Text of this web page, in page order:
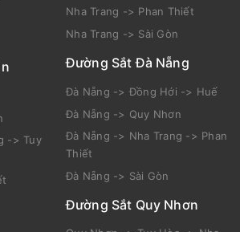
-> Tuy
Nha Trang -> Phan Thiết
Nha Trang -> Sài Gòn
Đường Sắt Đà Nẵng
Đà Nẵng -> Đồng Hới -> Huế
Đà Nẵng -> Quy Nhơn
Đà Nẵng -> Nha Trang -> Phan
Thiết
Đà Nẵng -> Sài Gòn
Đường Sắt Quy Nhơn